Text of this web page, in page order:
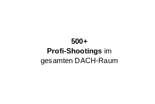
500+
Profi-Shootings im
gesamten DACH-Raum